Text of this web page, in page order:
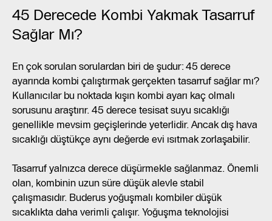
45 Derecede Kombi Yakmak Tasarruf
Sağlar Mı?
En çok sorulan sorulardan biri de şudur: 45 derece
ayarında kombi çalıştırmak gerçekten tasarruf sağlar mı?
Kullanıcılar bu noktada kışın kombi ayarı kaç olmalı
sorusunu araştırır. 45 derece tesisat suyu sıcaklığı
genellikle mevsim geçişlerinde yeterlidir. Ancak dış hava
sıcaklığı düştükçe aynı değerde evi ısıtmak zorlaşabilir.
Tasarruf yalnızca derece düşürmekle sağlanmaz. Önemli
olan, kombinin uzun süre düşük alevle stabil
çalışmasıdır. Buderus yoğuşmalı kombiler düşük
sıcaklıkta daha verimli çalışır. Yoğuşma teknolojisi